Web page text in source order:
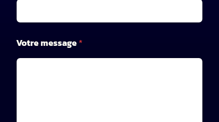
V
o
Votre message*